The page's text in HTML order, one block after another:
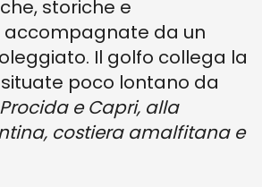
storiche e
accompagnate da un
Il golfo collega la
poco lontano da
e Capri, alla
costiera amalfitana e